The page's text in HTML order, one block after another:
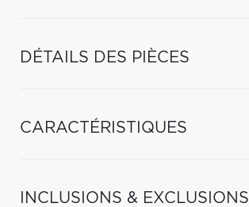
DÉTAILS DES PIÈCES
CARACTÉRISTIQUES
INCLUSIONS & EXCLUSIONS